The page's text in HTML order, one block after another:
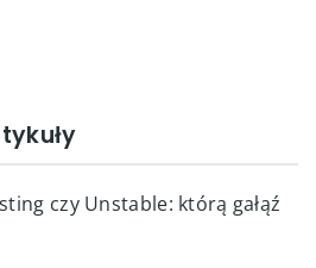
czy Unstable: którą gałąź